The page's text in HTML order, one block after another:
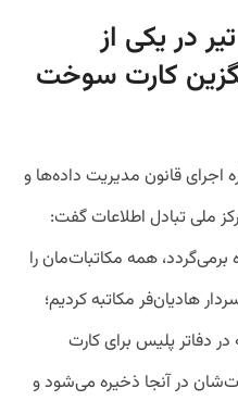
در یکی از
کارت سوخت
قانون مدیریت داده‌ها و
ملی تبادل اطلاعات گفت:
برمی‌گردد، همه مکاتبات‌مان را
هادیان‌فر مکاتبه کردیم؛
دفاتر پلیس برای کارت
در آنجا ذخیره می‌شود و